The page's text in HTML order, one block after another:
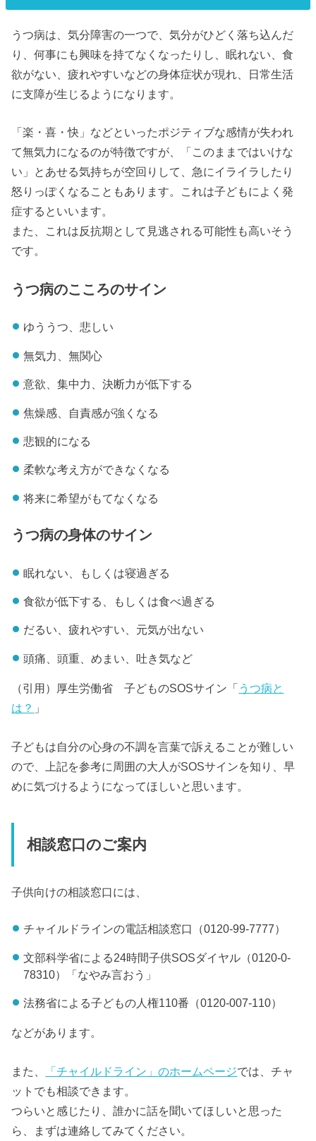
うつ病は、気分障害の一つで、気分がひどく落ち込んだ
り、何事にも興味を持てなくなったりし、眠れない、食
欲がない、疲れやすいなどの身体症状が現れ、日常生活
に支障が生じるようになります。
「楽・喜・快」などといったポジティブな感情が失われ
て無気力になるのが特徴ですが、「このままではいけな
い」とあせる気持ちが空回りして、急にイライラしたり
怒りっぽくなることもあります。これは子どもによく発
症するといいます。
また、これは反抗期として見逃される可能性も高いそう
です。
うつ病のこころのサイン
ゆううつ、悲しい
無気力、無関心
意欲、集中力、決断力が低下する
焦燥感、自責感が強くなる
悲観的になる
柔軟な考え方ができなくなる
将来に希望がもてなくなる
うつ病の身体のサイン
眠れない、もしくは寝過ぎる
食欲が低下する、もしくは食べ過ぎる
だるい、疲れやすい、元気が出ない
頭痛、頭重、めまい、吐き気など
（引用）厚生労働省 子どものSOSサイン「 うつ病と
は？ 」
子どもは自分の心身の不調を言葉で訴えることが難しい
ので、上記を参考に周囲の大人がSOSサインを知り、早
めに気づけるようになってほしいと思います。
相談窓口のご案内
子供向けの相談窓口には、
チャイルドラインの電話相談窓口（0120-99-7777）
文部科学省による24時間子供SOSダイヤル（0120-0-
78310）「なやみ言おう」
法務省による子どもの人権110番（0120-007-110）
などがあります。
また、 「チャイルドライン」のホームページでは、チャ
ットでも相談できます。
つらいと感じたり、誰かに話を聞いてほしいと思った
ら、まずは連絡してみてください。